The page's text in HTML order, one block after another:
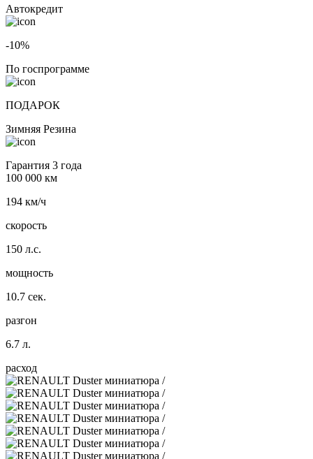
Автокредит
-10%
По госпрограмме
ПОДАРОК
Зимняя Резина
Гарантия 3 года
100 000 км
194 км/ч
скорость
150 л.с.
мощность
10.7 сек.
разгон
6.7 л.
расход